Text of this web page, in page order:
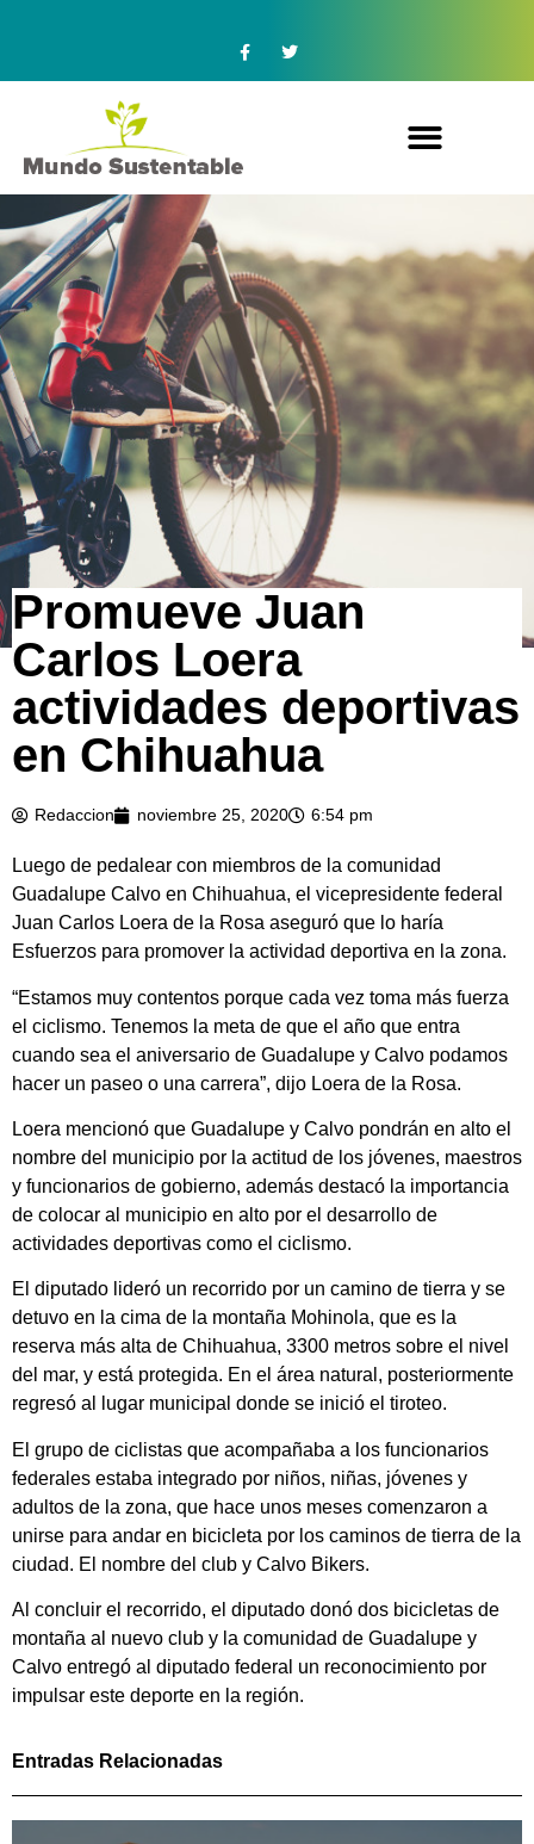
Promueve Juan
Carlos Loera
actividades deportivas
en Chihuahua
Redaccion noviembre 25, 2020 6:54 pm
Luego de pedalear con miembros de la comunidad
Guadalupe Calvo en Chihuahua, el vicepresidente federal
Juan Carlos Loera de la Rosa aseguró que lo haría
Esfuerzos para promover la actividad deportiva en la zona.
“Estamos muy contentos porque cada vez toma más fuerza
el ciclismo. Tenemos la meta de que el año que entra
cuando sea el aniversario de Guadalupe y Calvo podamos
hacer un paseo o una carrera”, dijo Loera de la Rosa.
Loera mencionó que Guadalupe y Calvo pondrán en alto el
nombre del municipio por la actitud de los jóvenes, maestros
y funcionarios de gobierno, además destacó la importancia
de colocar al municipio en alto por el desarrollo de
actividades deportivas como el ciclismo.
El diputado lideró un recorrido por un camino de tierra y se
detuvo en la cima de la montaña Mohinola, que es la
reserva más alta de Chihuahua, 3300 metros sobre el nivel
del mar, y está protegida. En el área natural, posteriormente
regresó al lugar municipal donde se inició el tiroteo.
El grupo de ciclistas que acompañaba a los funcionarios
federales estaba integrado por niños, niñas, jóvenes y
adultos de la zona, que hace unos meses comenzaron a
unirse para andar en bicicleta por los caminos de tierra de la
ciudad. El nombre del club y Calvo Bikers.
Al concluir el recorrido, el diputado donó dos bicicletas de
montaña al nuevo club y la comunidad de Guadalupe y
Calvo entregó al diputado federal un reconocimiento por
impulsar este deporte en la región.
Entradas Relacionadas